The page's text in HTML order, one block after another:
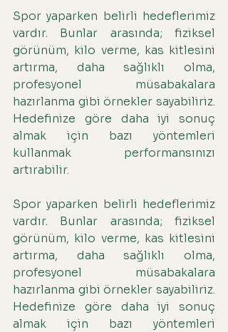
Spor yaparken belirli hedeflerimiz
vardır. Bunlar arasında; fiziksel
görünüm, kilo verme, kas kitlesini
artırma, daha sağlıklı olma,
profesyonel müsabakalara
hazırlanma gibi örnekler sayabiliriz.
Hedefinize göre daha iyi sonuç
almak için bazı yöntemleri
kullanmak performansınızı
artırabilir.
Spor yaparken belirli hedeflerimiz
vardır. Bunlar arasında; fiziksel
görünüm, kilo verme, kas kitlesini
artırma, daha sağlıklı olma,
profesyonel müsabakalara
hazırlanma gibi örnekler sayabiliriz.
Hedefinize göre daha iyi sonuç
almak için bazı yöntemleri